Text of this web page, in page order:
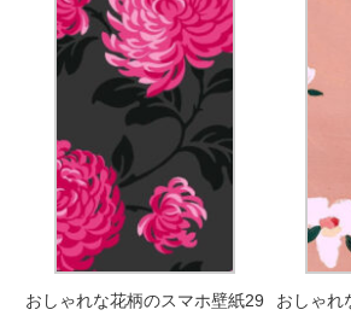
おしゃれな花柄のスマホ壁紙29 おしゃれ